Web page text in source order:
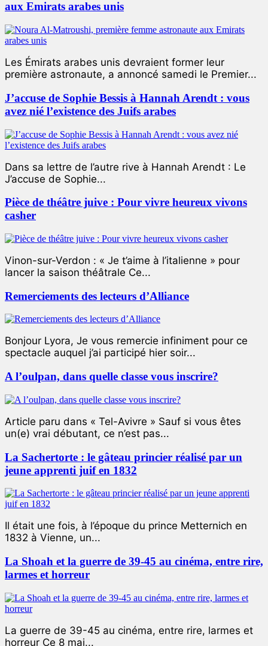
aux Emirats arabes unis
Les Émirats arabes unis devraient former leur
première astronaute, a annoncé samedi le Premier...
J’accuse de Sophie Bessis à Hannah Arendt : vous
avez nié l’existence des Juifs arabes
Dans sa lettre de l’autre rive à Hannah Arendt : Le
J’accuse de Sophie...
Pièce de théâtre juive : Pour vivre heureux vivons
casher
Vinon-sur-Verdon : « Je t’aime à l’italienne » pour
lancer la saison théâtrale Ce...
Remerciements des lecteurs d’Alliance
Bonjour Lyora, Je vous remercie infiniment pour ce
spectacle auquel j’ai participé hier soir...
A l’oulpan, dans quelle classe vous inscrire?
Article paru dans « Tel-Avivre » Sauf si vous êtes
un(e) vrai débutant, ce n’est pas...
La Sachertorte : le gâteau princier réalisé par un
jeune apprenti juif en 1832
Il était une fois, à l’époque du prince Metternich en
1832 à Vienne, un...
La Shoah et la guerre de 39-45 au cinéma, entre rire,
larmes et horreur
La guerre de 39-45 au cinéma, entre rire, larmes et
horreur Ce 8 mai...